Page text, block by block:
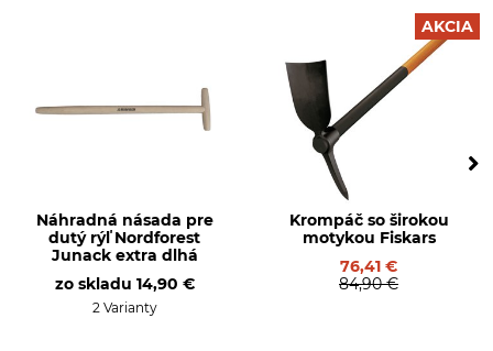
Náhradná násada pre
dutý rýľ Nordforest
Junack extra dlhá
zo skladu 14,90 €
2 Varianty
AKCIA
Krompáč so širokou
motykou Fiskars
76,41 €
84,90 €